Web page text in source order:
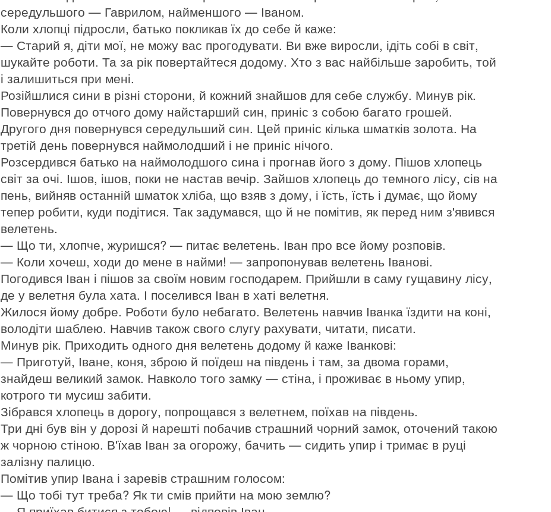
середульшого — Гаврилом, найменшого — Іваном.
Коли хлопці підросли, батько покликав їх до себе й каже:
— Старий я, діти мої, не можу вас прогодувати. Ви вже виросли, ідіть собі в світ,
шукайте роботи. Та за рік повертайтеся додому. Хто з вас найбільше заробить, той
і залишиться при мені.
Розійшлися сини в різні сторони, й кожний знайшов для себе службу. Минув рік.
Повернувся до отчого дому найстарший син, приніс з собою багато грошей.
Другого дня повернувся середульший син. Цей приніс кілька шматків золота. На
третій день повернувся наймолодший і не приніс нічого.
Розсердився батько на наймолодшого сина і прогнав його з дому. Пішов хлопець
світ за очі. Ішов, ішов, поки не настав вечір. Зайшов хлопець до темного лісу, сів на
пень, вийняв останній шматок хліба, що взяв з дому, і їсть, їсть і думає, що йому
тепер робити, куди подітися. Так задумався, що й не помітив, як перед ним з'явився
велетень.
— Що ти, хлопче, журишся? — питає велетень. Іван про все йому розповів.
— Коли хочеш, ходи до мене в найми! — запропонував велетень Іванові.
Погодився Іван і пішов за своїм новим господарем. Прийшли в саму гущавину лісу,
де у велетня була хата. І поселився Іван в хаті велетня.
Жилося йому добре. Роботи було небагато. Велетень навчив Іванка їздити на коні,
володіти шаблею. Навчив також свого слугу рахувати, читати, писати.
Минув рік. Приходить одного дня велетень додому й каже Іванкові:
— Приготуй, Іване, коня, зброю й поїдеш на південь і там, за двома горами,
знайдеш великий замок. Навколо того замку — стіна, і проживає в ньому упир,
котрого ти мусиш забити.
Зібрався хлопець в дорогу, попрощався з велетнем, поїхав на південь.
Три дні був він у дорозі й нарешті побачив страшний чорний замок, оточений такою
ж чорною стіною. В'їхав Іван за огорожу, бачить — сидить упир і тримає в руці
залізну палицю.
Помітив упир Івана і заревів страшним голосом:
— Що тобі тут треба? Як ти смів прийти на мою землю?